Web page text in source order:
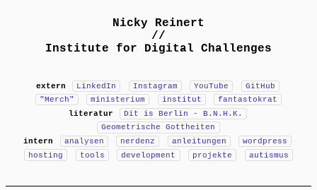
Nicky Reinert
//
Institute for Digital Challenges
extern LinkedIn Instagram YouTube
GitHub
"Merch"
ministerium institut
fantastokrat
literatur
Dit is Berlin - B.N.H.K.
Geometrische Gottheiten
intern
analysen nerdenz anleitungen
wordpress
hosting
tools development projekte autismus